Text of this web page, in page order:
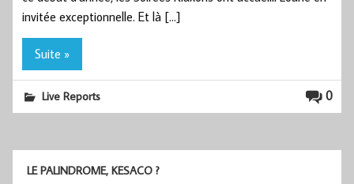
invitée exceptionnelle. Et là […]
Suite »
0
Live Reports
LE PALINDROME, KESACO ?